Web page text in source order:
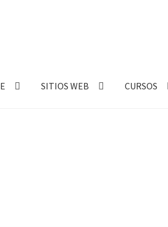
SITIOS WEB CURSOS